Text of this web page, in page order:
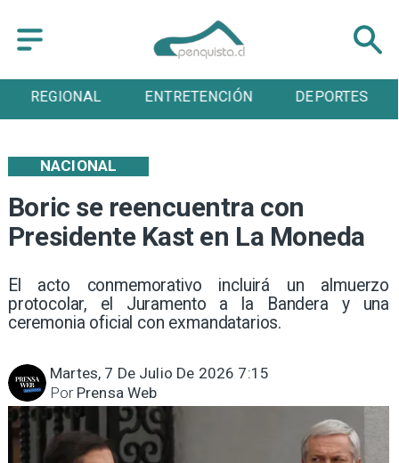
REGIONAL ENTRETENCIÓN DEPORTES
Boric se reencuentra con
Presidente Kast en La Moneda
El acto conmemorativo incluirá un almuerzo
protocolar, el Juramento a la Bandera y una
ceremonia oficial con exmandatarios.
NACIONAL
Martes, 7 De Julio De 2026 7:15
Prensa Web
Por